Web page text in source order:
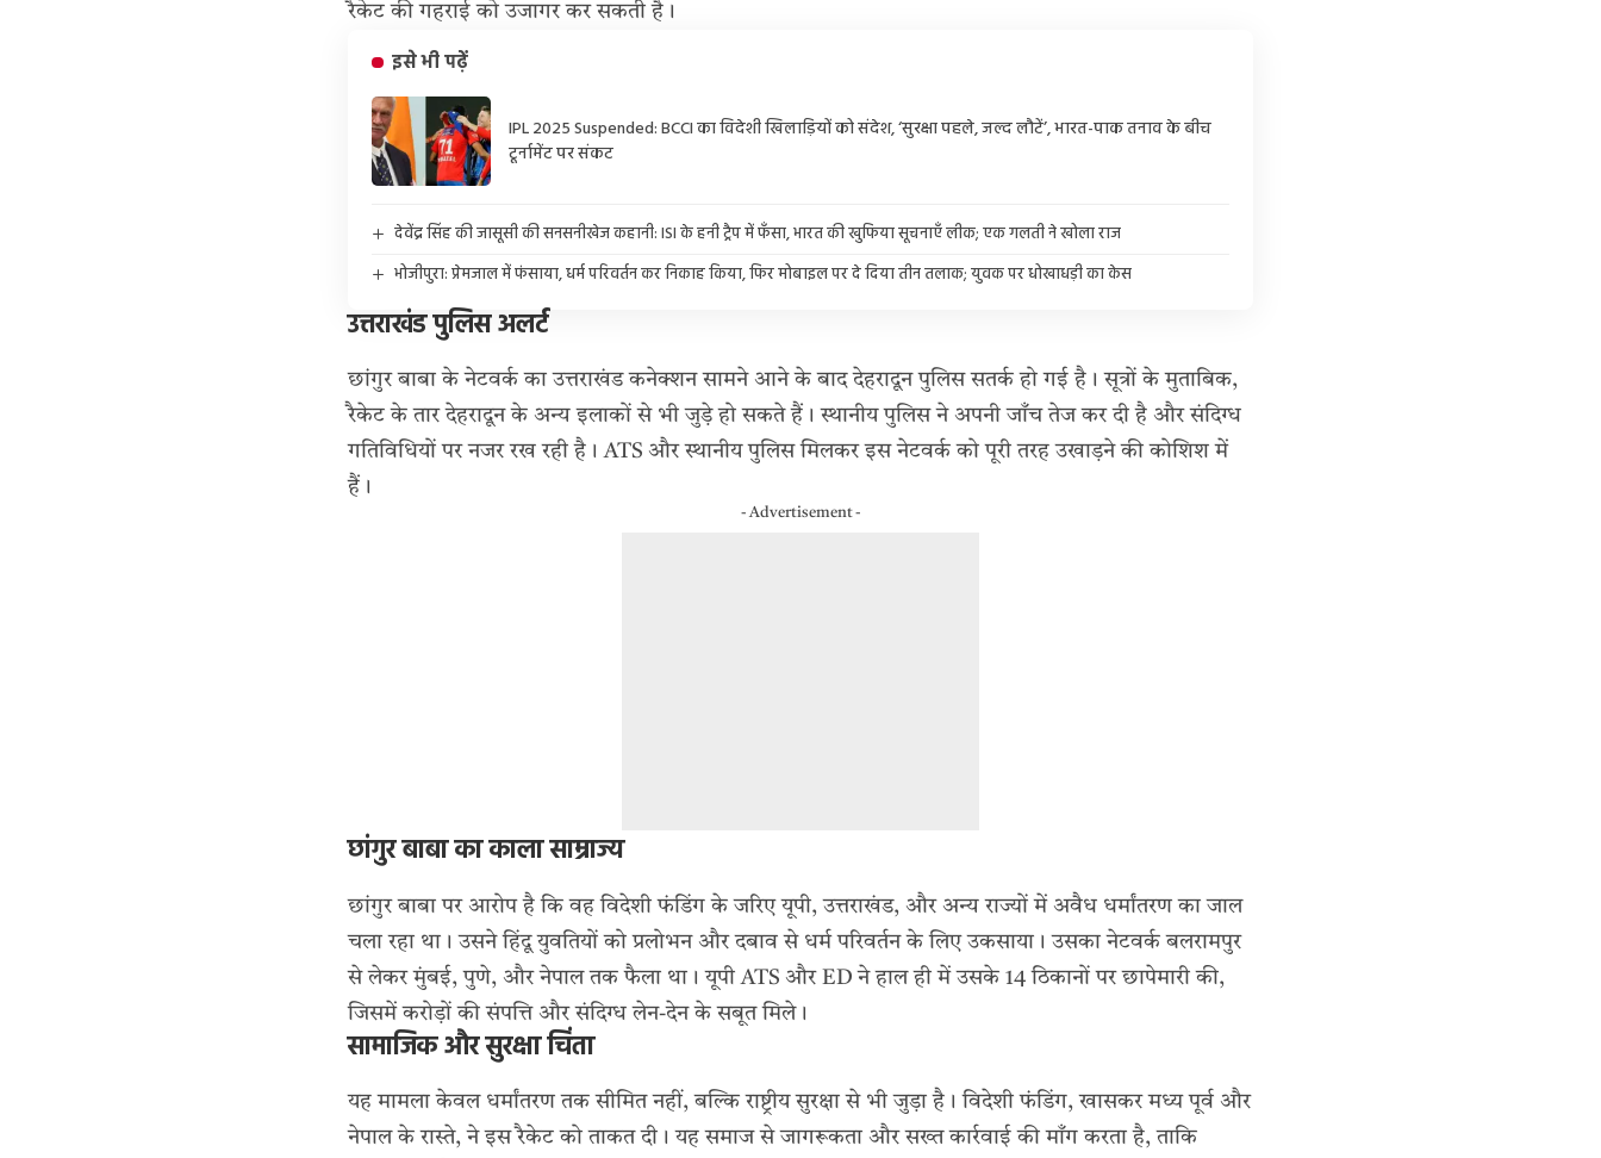
रैकेट की गहराई को उजागर कर सकती है।
इसे भी पढ़ें
IPL 2025 Suspended: BCCI का विदेशी खिलाड़ियों को संदेश, ‘सुरक्षा पहले, जल्द लौटें’, भारत-पाक तनाव के बीच
टूर्नामेंट पर संकट
देवेंद्र सिंह की जासूसी की सनसनीखेज कहानी: ISI के हनी ट्रैप में फँसा, भारत की खुफिया सूचनाएँ लीक; एक गलती ने खोला राज
भोजीपुरा: प्रेमजाल में फंसाया, धर्म परिवर्तन कर निकाह किया, फिर मोबाइल पर दे दिया तीन तलाक; युवक पर धोखाधड़ी का केस
उत्तराखंड पुलिस अलर्ट
छांगुर बाबा के नेटवर्क का उत्तराखंड कनेक्शन सामने आने के बाद देहरादून पुलिस सतर्क हो गई है। सूत्रों के मुताबिक,
रैकेट के तार देहरादून के अन्य इलाकों से भी जुड़े हो सकते हैं। स्थानीय पुलिस ने अपनी जाँच तेज कर दी है और संदिग्ध
गतिविधियों पर नजर रख रही है। ATS और स्थानीय पुलिस मिलकर इस नेटवर्क को पूरी तरह उखाड़ने की कोशिश में
हैं।
- Advertisement -
छांगुर बाबा का काला साम्राज्य
छांगुर बाबा पर आरोप है कि वह विदेशी फंडिंग के जरिए यूपी, उत्तराखंड, और अन्य राज्यों में अवैध धर्मांतरण का जाल
चला रहा था। उसने हिंदू युवतियों को प्रलोभन और दबाव से धर्म परिवर्तन के लिए उकसाया। उसका नेटवर्क बलरामपुर
से लेकर मुंबई, पुणे, और नेपाल तक फैला था। यूपी ATS और ED ने हाल ही में उसके 14 ठिकानों पर छापेमारी की,
जिसमें करोड़ों की संपत्ति और संदिग्ध लेन-देन के सबूत मिले।
सामाजिक और सुरक्षा चिंता
यह मामला केवल धर्मांतरण तक सीमित नहीं, बल्कि राष्ट्रीय सुरक्षा से भी जुड़ा है। विदेशी फंडिंग, खासकर मध्य पूर्व और
नेपाल के रास्ते, ने इस रैकेट को ताकत दी। यह समाज से जागरूकता और सख्त कार्रवाई की माँग करता है, ताकि